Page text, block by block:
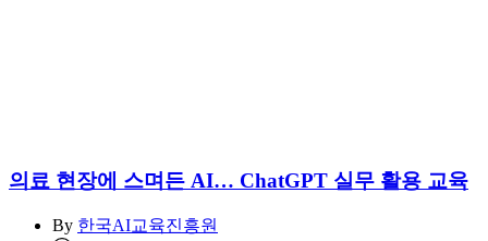
의료 현장에 스며든 AI… ChatGPT 실무 활용 교육
By 한국AI교육진흥원